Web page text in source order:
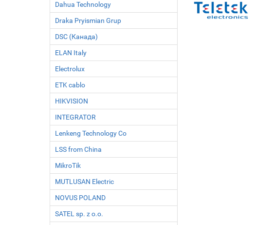
Dahua Technology
Draka Pryismian Grup
DSC (Канада)
ELAN Italy
Electrolux
ETK cablo
HIKVISION
INTEGRATOR
Lenkeng Technology Co
LSS from China
MikroTik
MUTLUSAN Electric
NOVUS POLAND
SATEL sp. z o.o.